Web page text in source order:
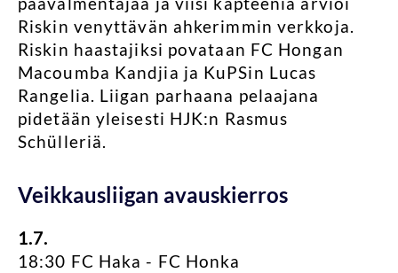
Riskin venyttävän ahkerimmin verkkoja.
Riskin haastajiksi povataan FC Hongan
Macoumba Kandjia ja KuPSin Lucas
Rangelia. Liigan parhaana pelaajana
pidetään yleisesti HJK:n Rasmus
Schülleriä.
Veikkausliigan avauskierros
1.7.
18:30 FC Haka - FC Honka